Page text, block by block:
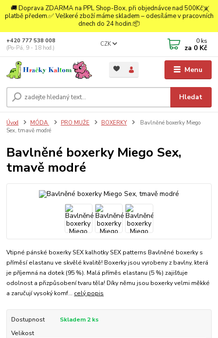
🚚 Doprava ZDARMA na PPL Shop-Box, při objednávce nad 500Kč a
platbě předem.✅ Veškeré zboží máme skladem – odesíláme v pracovních
dnech do 24 hodin.📦
Menu
CZK
Hledat
+420 777 538 008
(Po-Pá, 9 - 18 hod.)
0 ks
za 0 Kč
Úvod MÓDA PRO MUŽE BOXERKY
Bavlněné boxerky Miego
Sex, tmavě modré
Bavlněné boxerky Miego Sex,
tmavě modré
Vtipné pánské boxerky SEX kalhotky SEX patterns Bavlněné boxerky s
příměsí elastanu ve skvělé kvalitě! Boxerky jsou vyrobeny z bavlny, která
je příjemná na dotek (95 %). Malá příměs elastanu (5 %) zajišťuje
odolnost a přizpůsobení tvaru těla! Díky němu jsou boxerky velmi měkké
a zaručují vysoký komf... celý popis
Dostupnost
Skladem 2 ks
Velikost